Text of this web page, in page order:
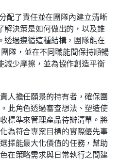
配了責任並在團隊內建立清晰
解決策是如何做出的，以及誰
透過遵循這種結構，團隊能在
隊，並在不同職能間保持順暢
減少摩擦，並為協作創造平衡
人擔任願景的持有者，確保團
此角色透過審查想法、塑造使
標準來管理產品待辦清單。將
為符合專案目標的實際優先事
擇能最大化價值的任務，幫助
在策略需求與日常執行之間建